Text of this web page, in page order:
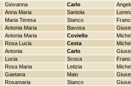
Giovanna Carlo
Anna Maria Santola
Maria Teresa Stanco
Antonia Maria Bavosa
Antonia Maria Coviello
Rosa Lucia Cesta
Antonia Carlo
Lucia Scoca
Rosa Maria Letizia
Gaetana Maio
Rosamaria Stanco